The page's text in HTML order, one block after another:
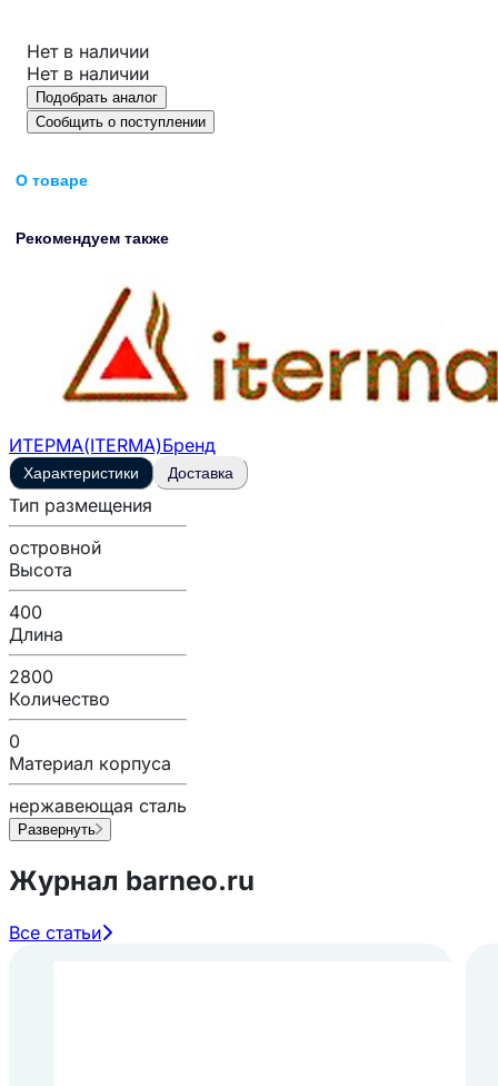
Нет в наличии
Нет в наличии
Подобрать аналог
Сообщить о поступлении
О товаре
Рекомендуем также
ИТЕРМА(ITERMA)Бренд
Характеристики Доставка
Тип размещения
островной
Высота
400
Длина
2800
Количество
0
Материал корпуса
нержавеющая сталь
Развернуть
Журнал barneo.ru
Все статьи